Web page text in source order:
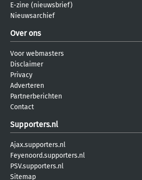
E-zine (nieuwsbrief)
Nieuwsarchief
Over ons
Voor webmasters
Disclaimer
Privacy
Adverteren
Partnerberichten
Contact
Supporters.nl
Ajax.supporters.nl
Feyenoord.supporters.nl
PSV.supporters.nl
Sitemap